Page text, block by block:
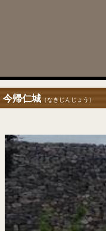
今帰仁城 （なきじんじょう）